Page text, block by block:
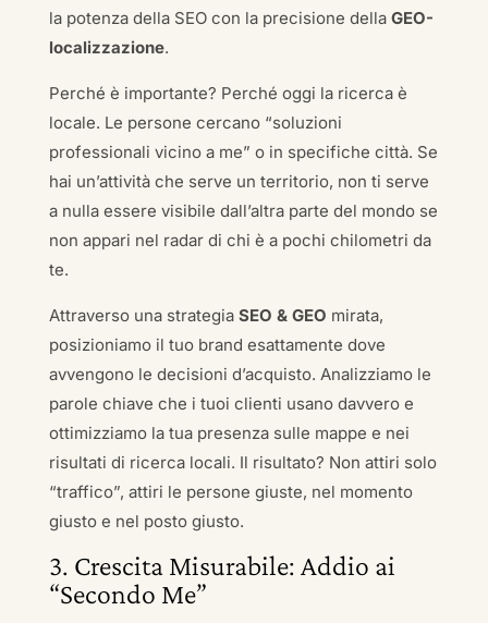
la potenza della SEO con la precisione della GEO-
localizzazione.
Perché è importante? Perché oggi la ricerca è
locale. Le persone cercano “soluzioni
professionali vicino a me” o in specifiche città. Se
hai un’attività che serve un territorio, non ti serve
a nulla essere visibile dall’altra parte del mondo se
non appari nel radar di chi è a pochi chilometri da
te.
Attraverso una strategia SEO & GEO mirata,
posizioniamo il tuo brand esattamente dove
avvengono le decisioni d’acquisto. Analizziamo le
parole chiave che i tuoi clienti usano davvero e
ottimizziamo la tua presenza sulle mappe e nei
risultati di ricerca locali. Il risultato? Non attiri solo
“traffico”, attiri le persone giuste, nel momento
giusto e nel posto giusto.
3. Crescita Misurabile: Addio ai
“Secondo Me”